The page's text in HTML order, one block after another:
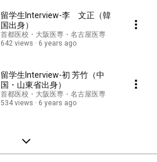
留学生Interview-李 文正（韓
国出身）
首都医校・大阪医専・名古屋医専
642 views
6 years ago
留学生Interview-初 芳竹（中
国・山東省出身）
首都医校・大阪医専・名古屋医専
534 views
6 years ago